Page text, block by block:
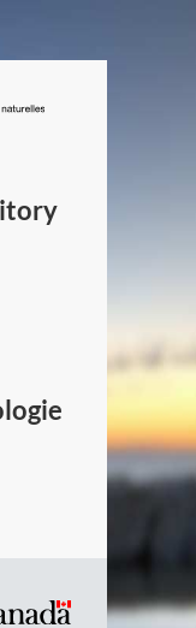
/
Canada